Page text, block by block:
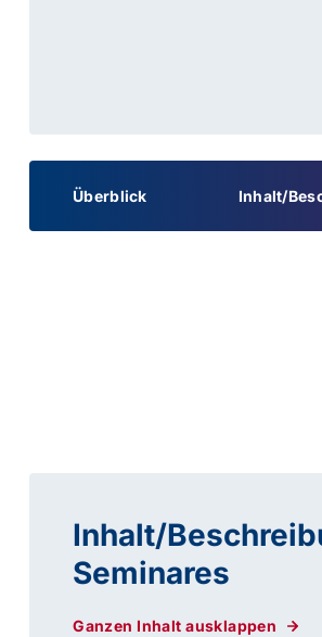
Überblick Inhalt/
Inhalt/
Seminares
Ganzen Inhalt ausklappen